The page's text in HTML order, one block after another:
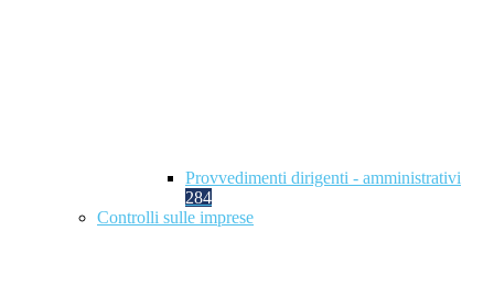
Provvedimenti dirigenti - amministrativi
284
Controlli sulle imprese